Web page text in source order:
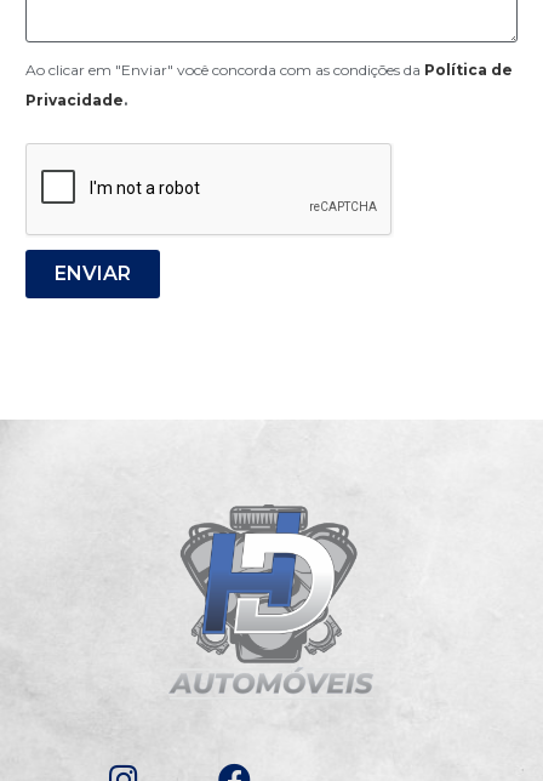
Ao clicar em "Enviar" você concorda com as condições da Política de
Privacidade.
ENVIAR